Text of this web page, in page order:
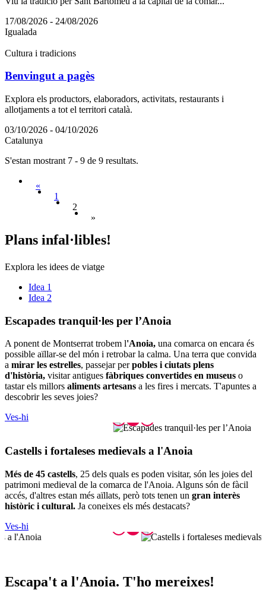
17/08/2026 - 24/08/2026
Igualada
Cultura i tradicions
Benvingut a pagès
Explora els productors, elaboradors, activitats, restaurants i
allotjaments a tot el territori català.
03/10/2026 - 04/10/2026
Catalunya
S'estan mostrant 7 - 9 de 9 resultats.
«
1
2
»
Plans infal·libles!
Explora les idees de viatge
Idea 1
Idea 2
Escapades tranquil·les per l’Anoia
A ponent de Montserrat trobem l'Anoia, una comarca on encara és
possible aïllar-se del món i retrobar la calma. Una terra que convida
a mirar les estrelles, passejar perpobles i ciutats plens
d'història, visitar antigues fàbriques convertides en museus o
tastar els millors aliments artesans a les fires i mercats. T'apuntes a
descobrir les seves joies?
Ves-hi
Castells i fortaleses medievals a l'Anoia
Més de 45 castells, 25 dels quals es poden visitar, són les joies del
patrimoni medieval de la comarca de l'Anoia. Alguns són de fàcil
accés, d'altres estan més aïllats, però tots tenen un gran interès
històric i cultural. Ja coneixes els més destacats?
Ves-hi
Escapa't a l'Anoia. T'ho mereixes!